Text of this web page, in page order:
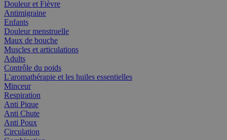
Douleur et Fièvre
Antimigraine
Enfants
Douleur menstruelle
Maux de bouche
Muscles et articulations
Adults
Contrôle du poids
L'aromathérapie et les huiles essentielles
Minceur
Respiration
Anti Pique
Anti Chute
Anti Poux
Circulation